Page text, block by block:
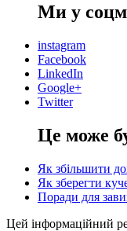
Ми у
instagram
Facebook
LinkedIn
Google+
Twitter
Це може
Як збільшити
Як зберегти
Поради для
Цей інформаційний